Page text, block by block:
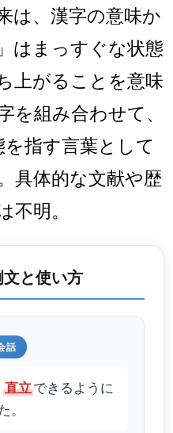
は、漢字の意味か
はまっすぐな状態
上がることを意味
組み合わせて、
指す言葉として
具体的な文献や歴
不明。
文と使い方
話
直立できるように
。